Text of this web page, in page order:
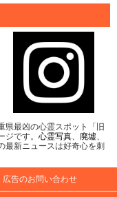
県最凶の心霊スポット「旧
です。 心霊写真、 廃墟、
最新ニュースは好奇心を刺
広告のお問い合わせ